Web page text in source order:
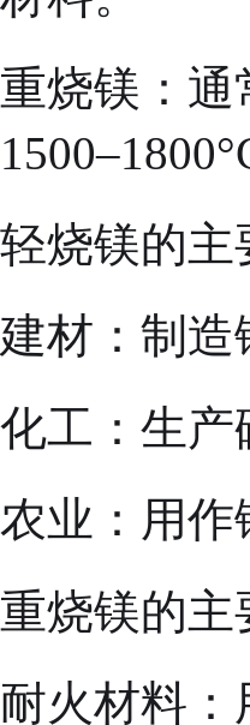
‌重烧镁‌：通常以菱镁矿为原料，加入煤等助燃剂，在
轻烧镁的主
重烧镁‌
耐火材料